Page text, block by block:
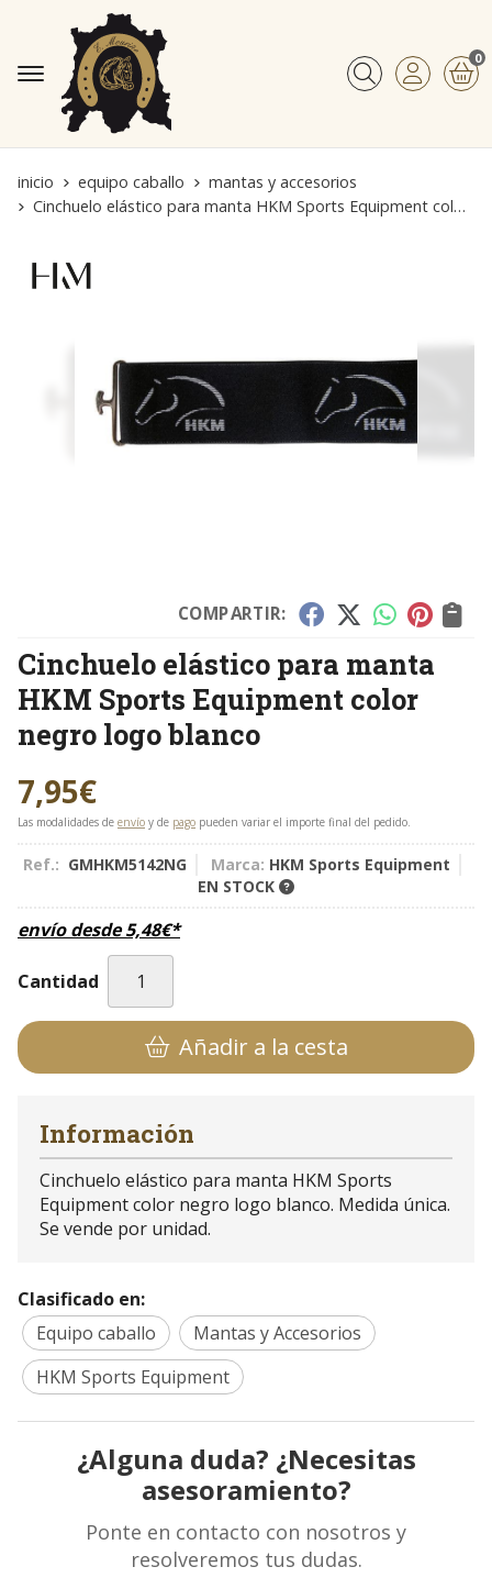
Buscar
0
inicio equipo caballo
mantas y accesorios
Cinchuelo elástico para manta HKM Sports Equipment color negro logo blanco
COMPARTIR:
Cinchuelo elástico para manta
HKM Sports Equipment color
negro logo blanco
7,95€
Las modalidades de envío y de pago pueden variar el importe final del pedido.
Ref.: GMHKM5142NG Marca: HKM Sports Equipment
EN STOCK
envío desde5,48€*
Cantidad
Añadir a la cesta
Información
Cinchuelo elástico para manta HKM Sports
Equipment color negro logo blanco. Medida única.
Se vende por unidad.
Clasificado en:
Equipo caballo
Mantas y Accesorios
HKM Sports Equipment
¿Alguna duda? ¿Necesitas
asesoramiento?
Ponte en contacto con nosotros y
resolveremos tus dudas.